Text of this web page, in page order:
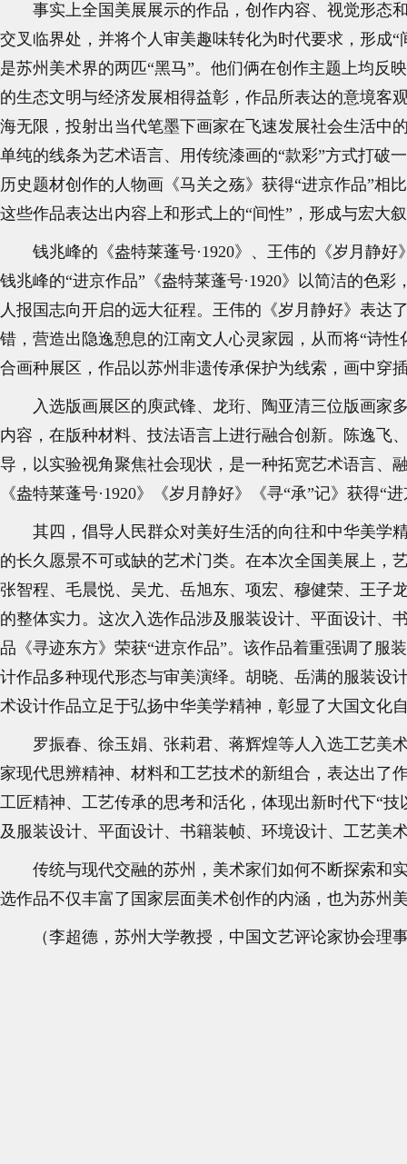
事实上全国美展展示的作品，创作内容、视觉形态
交叉临界处，并将个人审美趣味转化为时代要求，形成
是苏州美术界的两匹“黑马”。他们俩在创作主题上均反
的生态文明与经济发展相得益彰，作品所表达的意境客
海无限，投射出当代笔墨下画家在飞速发展社会生活中
单纯的线条为艺术语言、用传统漆画的“款彩”方式打破
历史题材创作的人物画《马关之殇》获得“进京作品”相
这些作品表达出内容上和形式上的“间性”，形成与宏大
钱兆峰的《盎特莱蓬号·1920》、王伟的《岁月静
钱兆峰的“进京作品”《盎特莱蓬号·1920》以简洁的色
人报国志向开启的远大征程。王伟的《岁月静好》表达
错，营造出隐逸憩息的江南文人心灵家园，从而将“诗
合画种展区，作品以苏州非遗传承保护为线索，画中穿
入选版画展区的庾武锋、龙珩、陶亚清三位版画家
内容，在版种材料、技法语言上进行融合创新。陈逸飞
导，以实验视角聚焦社会现状，是一种拓宽艺术语言、
《盎特莱蓬号·1920》《岁月静好》《寻“承”记》获得
其四，倡导人民群众对美好生活的向往和中华美学
的长久愿景不可或缺的艺术门类。在本次全国美展上，
张智程、毛晨悦、吴尤、岳旭东、项宏、穆健荣、王子
的整体实力。这次入选作品涉及服装设计、平面设计、
品《寻迹东方》荣获“进京作品”。该作品着重强调了服
计作品多种现代形态与审美演绎。胡晓、岳满的服装设
术设计作品立足于弘扬中华美学精神，彰显了大国文化
罗振春、徐玉娟、张莉君、蒋辉煌等人入选工艺美
家现代思辨精神、材料和工艺技术的新组合，表达出了
工匠精神、工艺传承的思考和活化，体现出新时代下“
及服装设计、平面设计、书籍装帧、环境设计、工艺美
传统与现代交融的苏州，美术家们如何不断探索和
选作品不仅丰富了国家层面美术创作的内涵，也为苏州
（李超德，苏州大学教授，中国文艺评论家协会